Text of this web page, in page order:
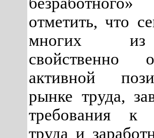
отметить, что
многих
свойственно
активной
рынке труда,
требования к
труда и